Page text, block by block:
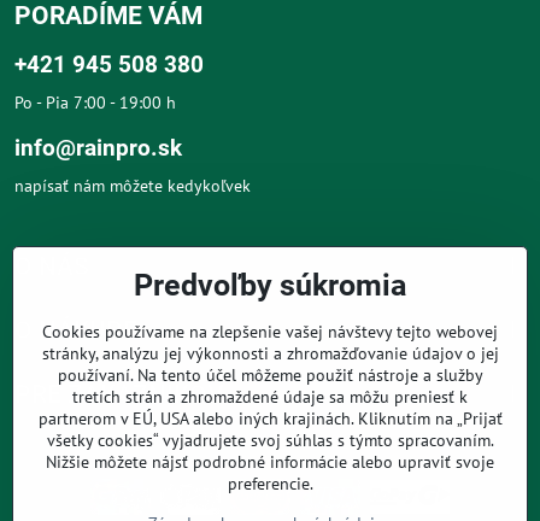
PORADÍME VÁM
+421 945 508 380
Po - Pia 7:00 - 19:00 h
info@rainpro.sk
napísať nám môžete kedykoľvek
O NÁKUPE
PRE ZÁKAZNÍKOV
Predvoľby súkromia
Cookies používame na zlepšenie vašej návštevy tejto webovej
stránky, analýzu jej výkonnosti a zhromažďovanie údajov o jej
používaní. Na tento účel môžeme použiť nástroje a služby
tretích strán a zhromaždené údaje sa môžu preniesť k
partnerom v EÚ, USA alebo iných krajinách. Kliknutím na „Prijať
všetky cookies“ vyjadrujete svoj súhlas s týmto spracovaním.
Nižšie môžete nájsť podrobné informácie alebo upraviť svoje
preferencie.